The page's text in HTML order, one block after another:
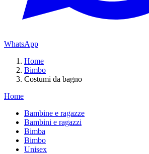
WhatsApp
Home
Bimbo
Costumi da bagno
Home
Bambine e ragazze
Bambini e ragazzi
Bimba
Bimbo
Unisex